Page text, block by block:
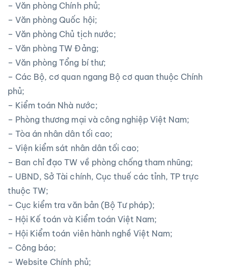
– Văn phòng Chính phủ;
– Văn phòng Quốc hội;
– Văn phòng Chủ tịch nước;
– Văn phòng TW Đảng;
– Văn phòng Tổng bí thư;
– Các Bộ, cơ quan ngang Bộ cơ quan thuộc Chính
phủ;
– Kiểm toán Nhà nước;
– Phòng thương mại và công nghiệp Việt Nam;
– Tòa án nhân dân tối cao;
– Viện kiểm sát nhân dân tối cao;
– Ban chỉ đạo TW về phòng chống tham nhũng;
– UBND, Sở Tài chính, Cục thuế các tỉnh, TP trực
thuộc TW;
– Cục kiểm tra văn bản (Bộ Tư pháp);
– Hội Kế toán và Kiểm toán Việt Nam;
– Hội Kiểm toán viên hành nghề Việt Nam;
– Công báo;
– Website Chính phủ;